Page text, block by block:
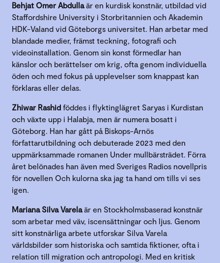
Behjat Omer Abdullaär en kurdisk konstnär, utbildad vid
Staffordshire University i Storbritannien och Akademin
HDK-Valand vid Göteborgs universitet. Han arbetar med
blandade medier, främst teckning, fotografi och
videoinstallation. Genom sin konst förmedlar han
känslor och berättelser om krig, ofta genom individuella
öden och med fokus på upplevelser som knappast kan
förklaras eller delas.
Zhiwar Rashid föddes i flyktinglägret Saryas i Kurdistan
och växte upp i Halabja, men är numera bosatt i
Göteborg. Han har gått på Biskops-Arnös
författarutbildning och debuterade 2023 med den
uppmärksammade romanen Under mullbärsträdet. Förra
året belönades han även med Sveriges Radios novellpris
för novellen Och kulorna ska jag ta hand om tills vi ses
igen.
Mariana Silva Varelaär en Stockholmsbaserad konstnär
som arbetar med väv, iscensättningar och ljus. Genom
sitt konstnärliga arbete utforskar Silva Varela
världsbilder som historiska och samtida fiktioner, ofta i
relation till migration och antropologi. Med en kritisk